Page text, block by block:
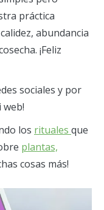
práctica
abundancia
¡Feliz
sociales y por
los rituales que
plantas,
cosas más!